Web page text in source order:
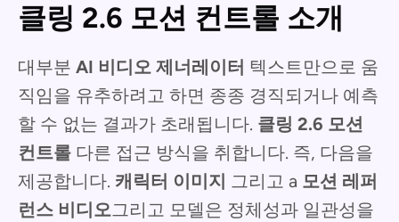
클링 2.6 모션 컨트롤 소개
대부분 AI 비디오 제너레이터 텍스트만으로 움
직임을 유추하려고 하면 종종 경직되거나 예측
할 수 없는 결과가 초래됩니다. 클링 2.6 모션
컨트롤 다른 접근 방식을 취합니다. 즉, 다음을
제공합니다. 캐릭터 이미지 그리고 a 모션 레퍼
런스 비디오그리고 모델은 정체성과 일관성을